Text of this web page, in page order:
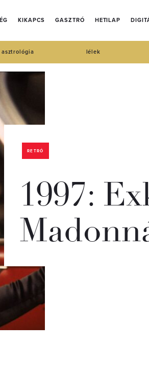
KIKAPCS GASZTRÓ HETILAP
asztrológia lélek
RETRÓ
1997: